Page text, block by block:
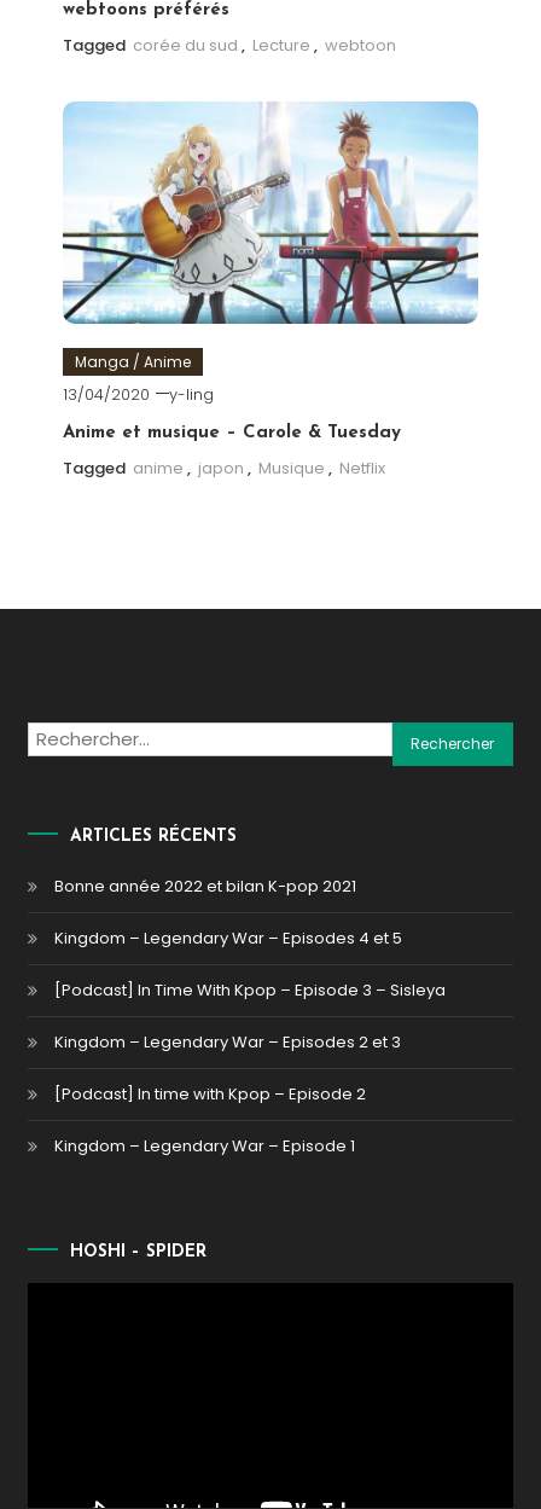
webtoons préférés
Tagged corée du sud , Lecture , webtoon
Manga / Anime
13/04/2020 y-ling
Anime et musique – Carole & Tuesday
Tagged anime , japon , Musique , Netflix
Rechercher :
ARTICLES RÉCENTS
Bonne année 2022 et bilan K-pop 2021
Kingdom – Legendary War – Episodes 4 et 5
[Podcast] In Time With Kpop – Episode 3 – Sisleya
Kingdom – Legendary War – Episodes 2 et 3
[Podcast] In time with Kpop – Episode 2
Kingdom – Legendary War – Episode 1
HOSHI – SPIDER